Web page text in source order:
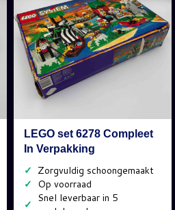
LEGO set 6278 Compleet
In Verpakking
✓
✓
✓